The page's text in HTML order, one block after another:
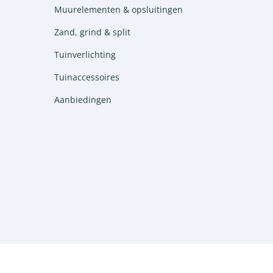
Muurelementen & opsluitingen
Zand, grind & split
Tuinverlichting
Tuinaccessoires
Aanbiedingen